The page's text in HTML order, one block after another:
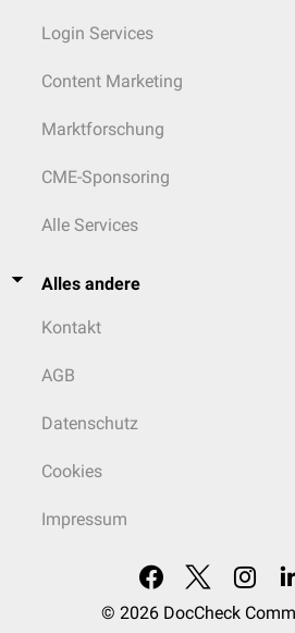
Login Services
Content Marketing
Marktforschung
CME-Sponsoring
Alle Services
Alles andere
Kontakt
AGB
Datenschutz
Cookies
Impressum
© 2026 DocCheck